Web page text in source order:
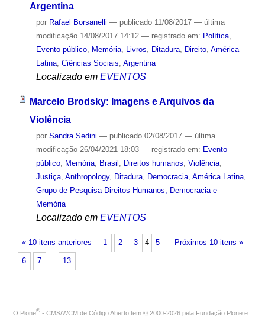
Argentina
por Rafael Borsanelli — publicado11/08/2017 — última
modificação14/08/2017 14:12 — registrado em: Política,
Evento público, Memória, Livros Ditadura, Direito, América
Latina, Ciências Sociais Argentina
Localizado em EVENTOS
Marcelo Brodsky: Imagens e Arquivos da
Violência
por Sandra Sedini — publicado02/08/2017 — última
modificação26/04/2021 18:03 — registrado em: Evento
público, Memória, Brasil , Direitos humanos, Violência,
Justiça, Anthropology, Ditadura, Democracia, América Latina,
Grupo de Pesquisa Direitos Humanos, Democracia e
Memória
Localizado em EVENTOS
« 10 itens anteriores Próximos 10 itens »
1 2 3 4 5
6 7 … 13
O Plone® - CMS/WCM de Código Aberto tem © 2000-2026 pela Fundação Plone e